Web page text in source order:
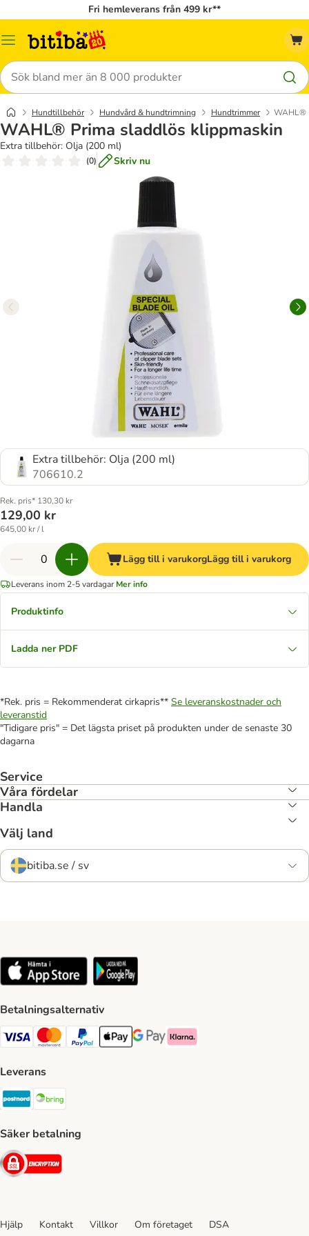
Fri hemleverans från 499 kr**
Meny
Sök
Hundtillbehör Hundvård & hundtrimning Hundtrimmer WAHL®
WAHL® Prima sladdlös klippmaskin
Extra tillbehör: Olja (200 ml)
(0) Skriv nu
Extra tillbehör: Olja (200 ml)
706610.2
Rek. pris* 130,30 kr
129,00 kr
645,00 kr / l
Lägg till i varukorgLägg till i varukorg
Leverans inom 2-5 vardagar Mer info
Produktinfo
Ladda ner PDF
*Rek. pris = Rekommenderat cirkapris** Se leveranskostnader och
leveranstid
"Tidigare pris" = Det lägsta priset på produkten under de senaste 30
dagarna
Service
Våra fördelar
Handla
Välj land
bitiba.se / sv
Betalningsalternativ
VISA Payment Method
Mastercard Payment Method
Paypal Payment Method
Apple Pay Payment Method
Google Pay Payment Method
Klarna Payment Method
Leverans
Postnord Shipping Method
Säker betalning
Security
Hjälp Kontakt Villkor Om företaget DSA